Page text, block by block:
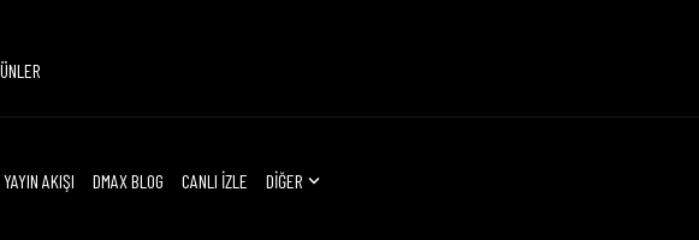
YAYIN AKIŞI DMAX BLOG CANLI İZLE DİĞER